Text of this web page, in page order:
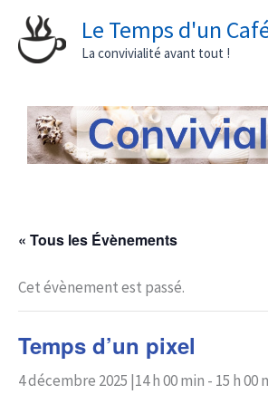
Aller
contenu
Le Temps d'un
La convivialité avant tout !
« Tous les Évènements
Cet évènement est passé.
Temps d’un pixel
4 décembre 2025 |14 h 00 min - 15 h 00